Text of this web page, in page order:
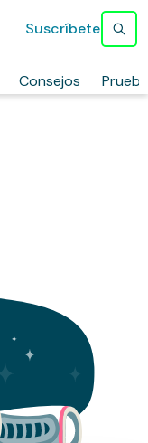
Consejos
Suscríbete